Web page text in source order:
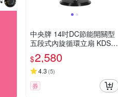
中央牌 14吋DC節能開關型
五段式內旋循環立扇 KDS-1
42S(貴族黑)
$2,580
4.3 (5)
券